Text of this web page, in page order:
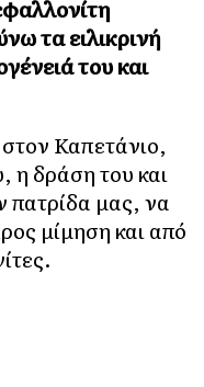
τα ειλικρινή
του και
Καπετάνιο,
η δράση του και
πατρίδα μας, να
μίμηση και από